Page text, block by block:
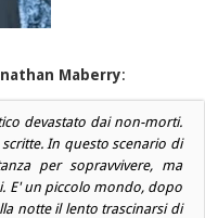
Maberry:
devastato dai non-morti.
In questo scenario di
per sopravvivere, ma
E' un piccolo mondo, dopo
notte il lento trascinarsi di